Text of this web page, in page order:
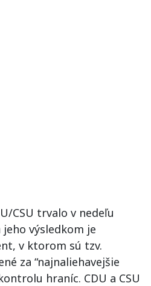
CSU trvalo v nedeľu
výsledkom je
v ktorom sú tzv.
za “najnaliehavejšie
hraníc. CDU a CSU